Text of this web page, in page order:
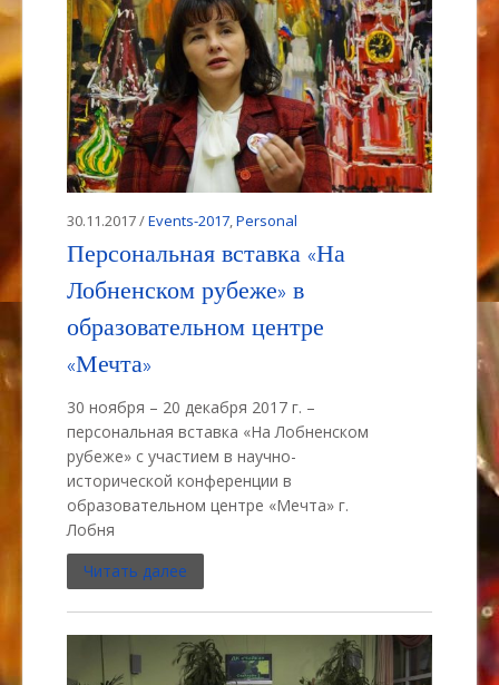
30.11.2017 /Events-2017,Personal
Персональная вставка «На
Лобненском рубеже» в
образовательном центре
«Мечта»
30 ноября – 20 декабря 2017 г. –
персональная вставка «На Лобненском
рубеже» с участием в научно-
исторической конференции в
образовательном центре «Мечта» г.
Лобня
Читать далее